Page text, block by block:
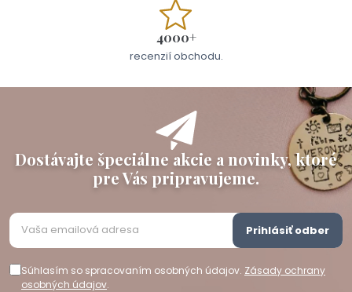
4000+
recenzií obchodu.
Dostávajte špeciálne akcie a novinky, ktoré
pre Vás pripravujeme.
Súhlasím so spracovaním osobných údajov. Zásady ochrany
osobných údajov.
Prihlásiť odber